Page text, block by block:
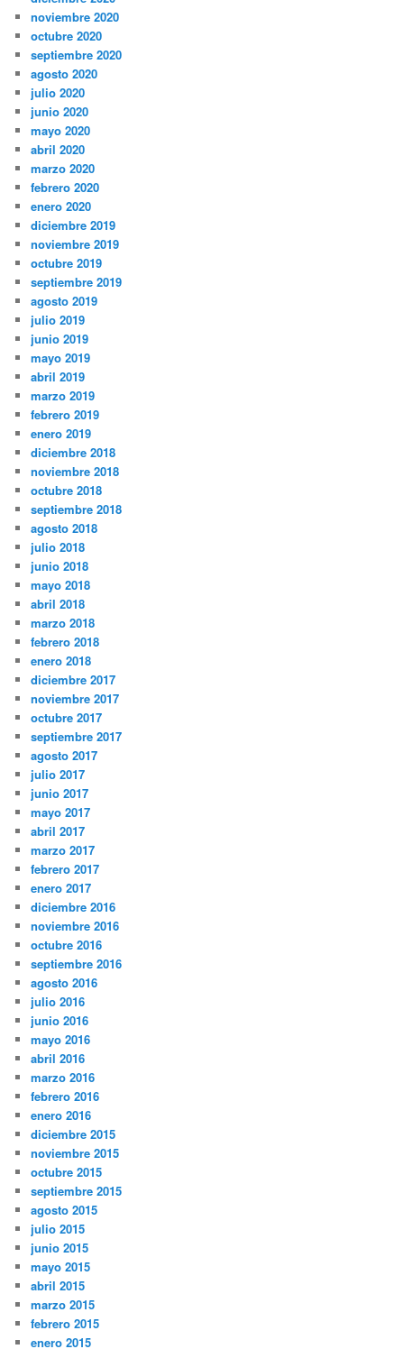
noviembre 2020
octubre 2020
septiembre 2020
agosto 2020
julio 2020
junio 2020
mayo 2020
abril 2020
marzo 2020
febrero 2020
enero 2020
diciembre 2019
noviembre 2019
octubre 2019
septiembre 2019
agosto 2019
julio 2019
junio 2019
mayo 2019
abril 2019
marzo 2019
febrero 2019
enero 2019
diciembre 2018
noviembre 2018
octubre 2018
septiembre 2018
agosto 2018
julio 2018
junio 2018
mayo 2018
abril 2018
marzo 2018
febrero 2018
enero 2018
diciembre 2017
noviembre 2017
octubre 2017
septiembre 2017
agosto 2017
julio 2017
junio 2017
mayo 2017
abril 2017
marzo 2017
febrero 2017
enero 2017
diciembre 2016
noviembre 2016
octubre 2016
septiembre 2016
agosto 2016
julio 2016
junio 2016
mayo 2016
abril 2016
marzo 2016
febrero 2016
enero 2016
diciembre 2015
noviembre 2015
octubre 2015
septiembre 2015
agosto 2015
julio 2015
junio 2015
mayo 2015
abril 2015
marzo 2015
febrero 2015
enero 2015